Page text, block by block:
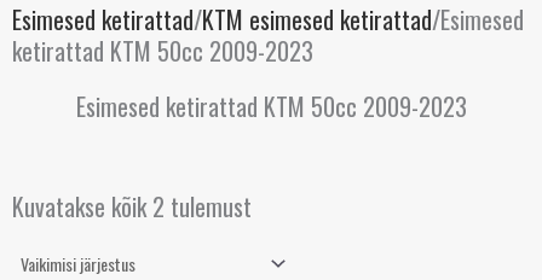
Esimesed ketirattad/KTM esimesed ketirattad/Esimesed
ketirattad KTM 50cc 2009-2023
Esimesed ketirattad KTM 50cc 2009-2023
Kuvatakse kõik 2 tulemust